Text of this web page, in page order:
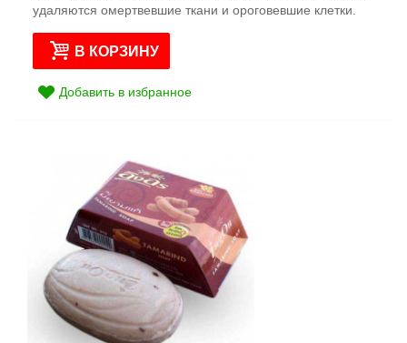
удаляются омертвевшие ткани и ороговевшие клетки.
В КОРЗИНУ
Добавить в избранное